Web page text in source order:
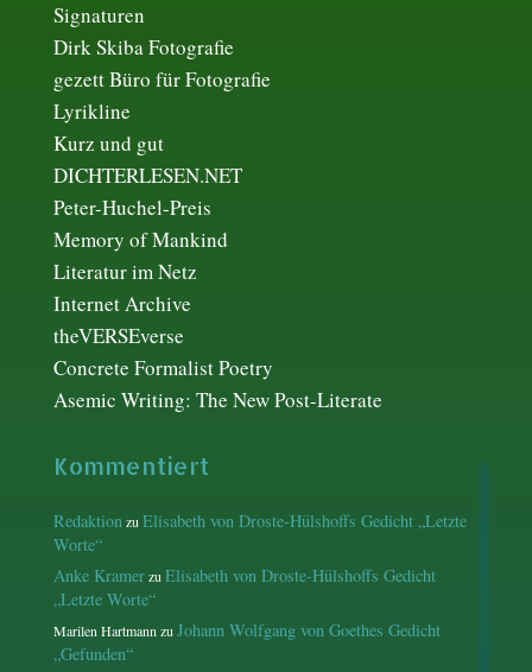
Signaturen
Dirk Skiba Fotografie
gezett Büro für Fotografie
Lyrikline
Kurz und gut
DICHTERLESEN.NET
Peter-Huchel-Preis
Memory of Mankind
Literatur im Netz
Internet Archive
theVERSEverse
Concrete Formalist Poetry
Asemic Writing: The New Post-Literate
Kommentiert
RedaktionzuElisabeth von Droste-Hülshoffs Gedicht „Letzte
Worte“
Anke KramerzuElisabeth von Droste-Hülshoffs Gedicht
„Letzte Worte“
Marilen HartmannzuJohann Wolfgang von Goethes Gedicht
„Gefunden“